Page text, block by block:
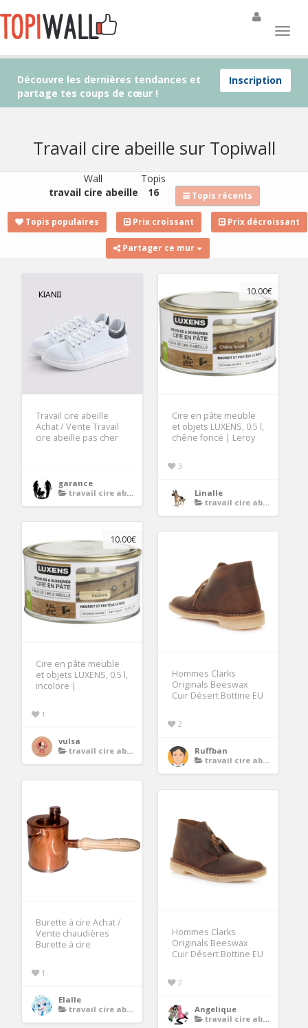
Inscription
Découvre les dernières tendances et
partage tes coups de cœur !
Travail cire abeille sur Topiwall
Wall
travail cire abeille
Topis
16
Topis récents
Topis populaires Prix croissant Prix décroissant
Partager ce mur
Travail cire abeille
Achat / Vente Travail
cire abeille pas cher
garance
travail cire abeille
10.00€
Cire en pâte meuble
et objets LUXENS, 0.5 l,
chêne foncé | Leroy
3
Linalle
travail cire abeille
10.00€
Cire en pâte meuble
et objets LUXENS, 0.5 l,
incolore |
1
vulsa
travail cire abeille
Hommes Clarks
Originals Beeswax
Cuir Désert Bottine EU
2
Ruffban
travail cire abeille
Burette à cire Achat /
Vente chaudières
Burette à cire
1
Elalle
travail cire abeille
Hommes Clarks
Originals Beeswax
Cuir Désert Bottine EU
2
Angelique
travail cire abeille